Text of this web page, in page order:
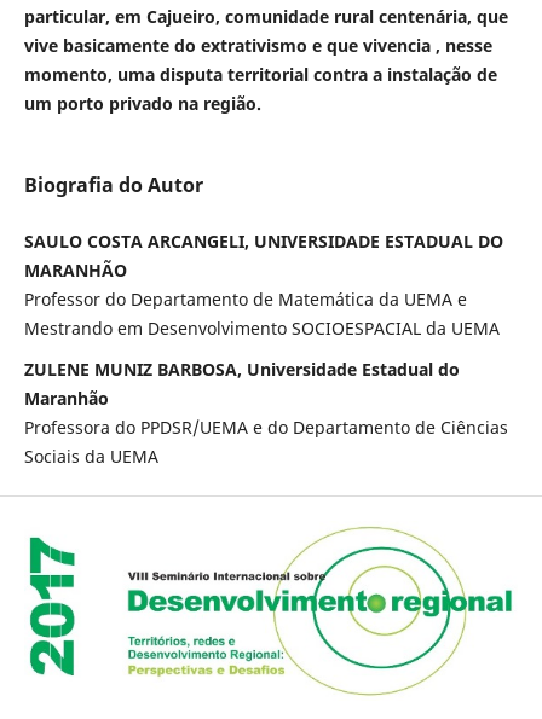
particular, em Cajueiro, comunidade rural centenária, que
vive basicamente do extrativismo e que vivencia , nesse
momento, uma disputa territorial contra a instalação de
um porto privado na região.
Biografia do Autor
SAULO COSTA ARCANGELI, UNIVERSIDADE ESTADUAL DO
MARANHÃO
Professor do Departamento de Matemática da UEMA e
Mestrando em Desenvolvimento SOCIOESPACIAL da UEMA
ZULENE MUNIZ BARBOSA, Universidade Estadual do
Maranhão
Professora do PPDSR/UEMA e do Departamento de Ciências
Sociais da UEMA